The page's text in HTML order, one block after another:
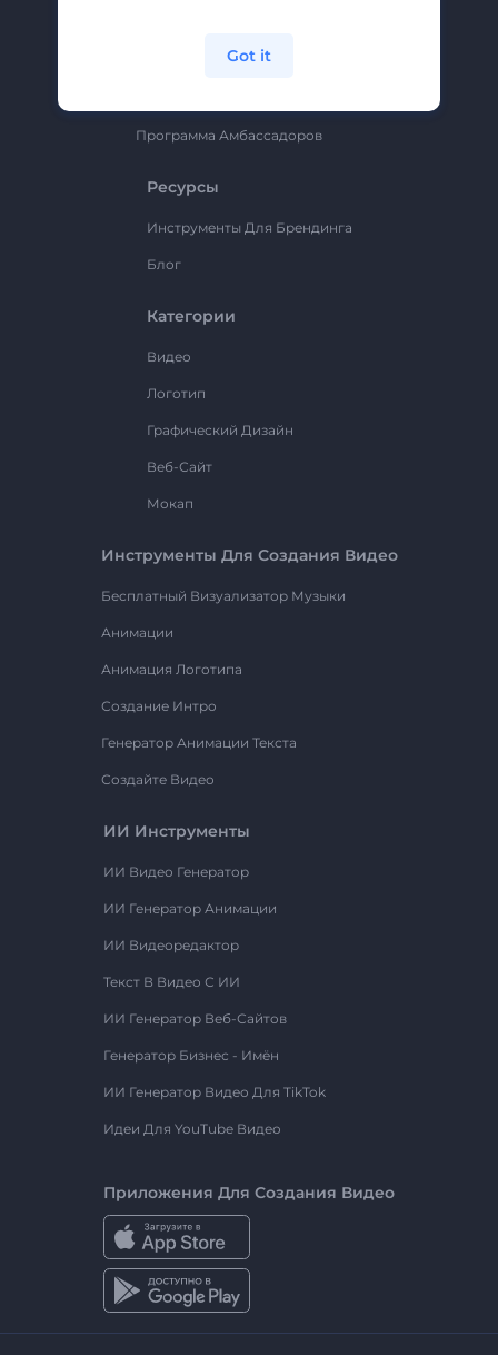
Программа Амбассадоров
Ресурсы
Инструменты Для Брендинга
Блог
Категории
Видео
Логотип
Графический Дизайн
Веб-Сайт
Мокап
Инструменты Для Создания Видео
Бесплатный Визуализатор Музыки
Анимации
Анимация Логотипа
Создание Интро
Генератор Анимации Текста
Создайте Видео
ИИ Инструменты
ИИ Видео Генератор
ИИ Генератор Анимации
ИИ Видеоредактор
Текст В Видео С ИИ
ИИ Генератор Веб-Сайтов
Генератор Бизнес - Имён
ИИ Генератор Видео Для TikTok
Идеи Для YouTube Видео
Приложения Для Создания Видео
Got it